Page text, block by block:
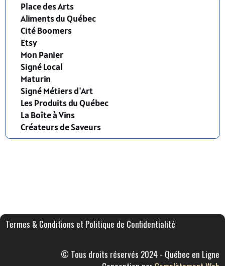
Place des Arts
Aliments du Québec
Cité Boomers
Etsy
Mon Panier
Signé Local
Maturin
Signé Métiers d'Art
Les Produits du Québec
La Boîte à Vins
Créateurs de Saveurs
Termes & Conditions et Politique de Confidentialité
© Tous droits réservés 2024 - Québec en Ligne